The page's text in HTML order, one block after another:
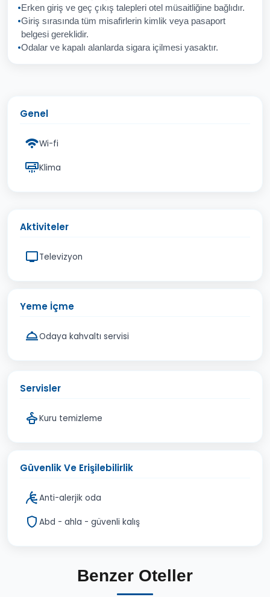
İptal Gönder
Erken giriş ve geç çıkış talepleri otel müsaitliğine bağlıdır.
Giriş sırasında tüm misafirlerin kimlik veya pasaport
belgesi gereklidir.
Odalar ve kapalı alanlarda sigara içilmesi yasaktır.
Genel
Wi-fi
Klima
Aktiviteler
Televizyon
Yeme İçme
Odaya kahvaltı servisi
Servisler
Kuru temizleme
Güvenlik Ve Erişilebilirlik
Anti-alerjik oda
Abd - ahla - güvenli kalış
Benzer Oteller